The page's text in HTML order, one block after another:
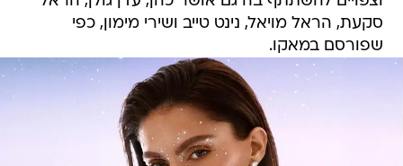
סקעת, הראל מויאל, נינט טייב ושירי מימון, כפי
שפורסם במאקו.